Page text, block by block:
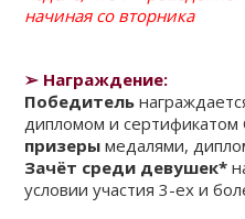
начиная со вторника
➢ Награждение:
Победитель
дипломом и
призеры медалями,
Зачёт среди девушек*
условии участия 3-ех и